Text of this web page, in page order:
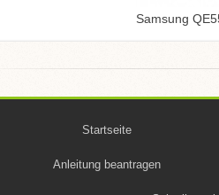
Samsung
Startseite
Anleitung beantragen